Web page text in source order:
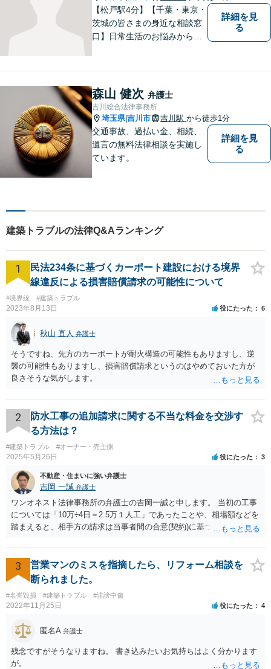
す。
【松戸駅4分】【千葉・東京・
茨城の皆さまの身近な相談窓
口】日常生活のお悩みから複
提案。解決まで弁護士がしっ
かりサポートします！【バリ
アフリー】
詳細を見
る
森山 健次 弁護士
吉川総合法律事務所
埼玉県|吉川市 吉川駅 から徒歩1分
交通事故、過払い金、相続、
遺言の無料法律相談を実施し
ています。
詳細を見
る
建築トラブルの法律Q&Aランキング
1
民法234条に基づくカーポート建設における境界
線違反による損害賠償請求の可能性について
#境界線 #建築トラブル
2023年8月13日 役にたった 6
秋山 直人 弁護士
そうですね、先方のカーポートが耐火構造の可能性もありますし、逆
襲の可能性もありますし、損害賠償請求というのはやめておいた方が
良さそうな気がします。
2
防水工事の追加請求に関する不当な料金を交渉す
る方法は？
#建築トラブル #オーナー・売主側
2025年5月26日 役にたった 3
不動産・住まいに強い弁護士
吉岡 一誠 弁護士
ワンオネスト法律事務所の弁護士の吉岡一誠と申します。 当初の工事
については「10万÷4日＝2.5万１人工」であったことや、相場額などを
踏まえると、相手方の請求は当事者間の合意(契約)に基づかない不当な
か支払う意向がない旨を伝えて、減額の交渉をすべきでしょう。 相手
方の立場としても、裁判を起こす時間や労力、経済的コストその他裁
判が終わるまでキャッシュが入ってこないことなどがネックになり得
るでしょうから、減額に応じてくる可能性は大いにあるかと思いま
す。
3
営業マンのミスを指摘したら、リフォーム相談を
断られました。
#名誉毀損 #建築トラブル #誹謗中傷
2022年11月25日 役にたった 4
匿名A 弁護士
残念ですがそうなりますね。 書き込みたいお気持ちはよく分かります
が。